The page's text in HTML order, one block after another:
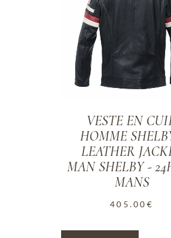
VESTE EN
HOMME
LEATHER
MAN SHELBY -
MANS
405.00 €